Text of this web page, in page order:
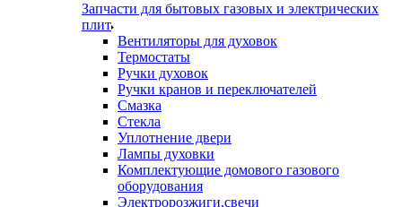
Запчасти для бытовых газовых и электрических
плит
Вентиляторы для духовок
Термостаты
Ручки духовок
Ручки кранов и переключателей
Смазка
Стекла
Уплотнение двери
Лампы духовки
Комплектующие домового газового
оборудования
Электророзжиги,свечи